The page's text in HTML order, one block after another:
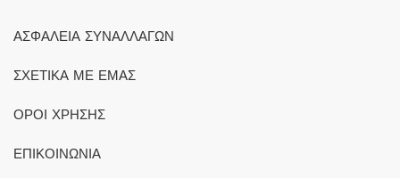
ΑΣΦΑΛΕΙΑ ΣΥΝΑΛΛΑΓΩΝ
ΣΧΕΤΙΚΑ ΜΕ ΕΜΑΣ
ΟΡΟΙ ΧΡΗΣΗΣ
ΕΠΙΚΟΙΝΩΝΙΑ